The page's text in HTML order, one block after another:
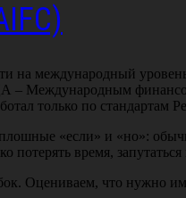
на международный
– Международным
только по стандартам
«если» и «но»:
время, запутаться
Оцениваем, что нужно